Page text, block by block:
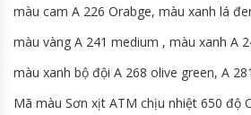
màu cam A 226 Orabge, màu xanh lá
màu vàng A 241 medium , màu xanh A
màu xanh bộ đội A 268 olive green, A
Mã màu Sơn xịt ATM chịu nhiệt 650 độ